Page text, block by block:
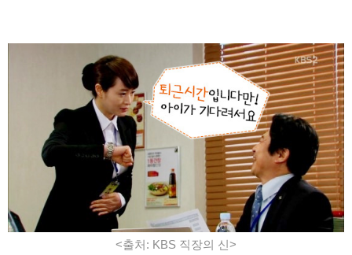
<출처: KBS 직장의 신>